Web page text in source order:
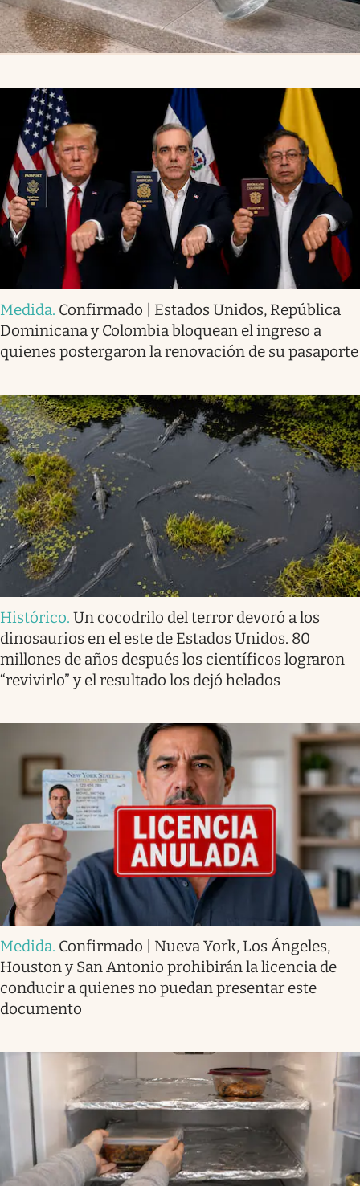
Medida. Confirmado | Estados Unidos, República
Dominicana y Colombia bloquean el ingreso a
quienes postergaron la renovación de su pasaporte
Histórico. Un cocodrilo del terror devoró a los
dinosaurios en el este de Estados Unidos. 80
millones de años después los científicos lograron
“revivirlo” y el resultado los dejó helados
Medida. Confirmado | Nueva York, Los Ángeles,
Houston y San Antonio prohibirán la licencia de
conducir a quienes no puedan presentar este
documento